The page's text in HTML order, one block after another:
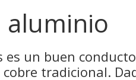
aluminio
es un buen
tradicional.